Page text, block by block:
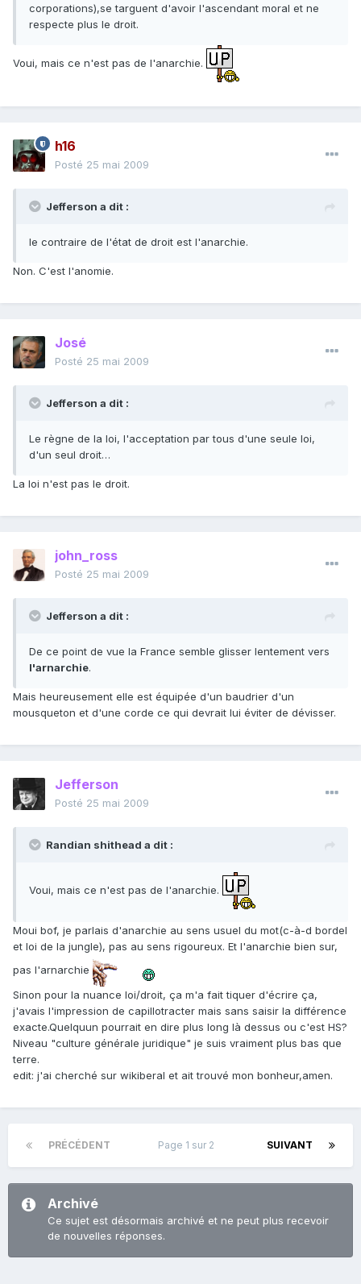
corporations),se targuent d'avoir l'ascendant moral et ne
respecte plus le droit.
Voui, mais ce n'est pas de l'anarchie.
h16
Posté 25 mai 2009
Jefferson a dit :
le contraire de l'état de droit est l'anarchie.
Non. C'est l'anomie.
José
Posté 25 mai 2009
Jefferson a dit :
Le règne de la loi, l'acceptation par tous d'une seule loi,
d'un seul droit…
La loi n'est pas le droit.
john_ross
Posté 25 mai 2009
Jefferson a dit :
De ce point de vue la France semble glisser lentement vers
l'arnarchie.
Mais heureusement elle est équipée d'un baudrier d'un
mousqueton et d'une corde ce qui devrait lui éviter de dévisser.
Jefferson
Posté 25 mai 2009
Randian shithead a dit :
Voui, mais ce n'est pas de l'anarchie.
Moui bof, je parlais d'anarchie au sens usuel du mot(c-à-d bordel
et loi de la jungle), pas au sens rigoureux. Et l'anarchie bien sur,
pas l'arnarchie
Sinon pour la nuance loi/droit, ça m'a fait tiquer d'écrire ça,
j'avais l'impression de capillotracter mais sans saisir la différence
exacte.Quelquun pourrait en dire plus long là dessus ou c'est HS?
Niveau "culture générale juridique" je suis vraiment plus bas que
terre.
edit: j'ai cherché sur wikiberal et ait trouvé mon bonheur,amen.
PRÉCÉDENT SUIVANT
Page 1 sur 2
Archivé
Ce sujet est désormais archivé et ne peut plus recevoir
de nouvelles réponses.